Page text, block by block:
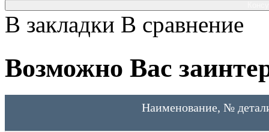
В закладки В сравнение
Возможно Вас
Наименование, №